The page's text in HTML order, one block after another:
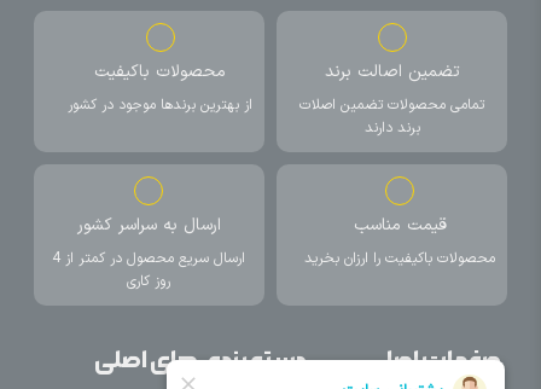
تضمین اصالت برند
تمامی محصولات تضمین اصلات
برند دارند
محصولات باکیفیت
از بهترین برندها موجود در کشور
قیمت مناسب
محصولات باکیفیت را ارزان بخرید
ارسال به سراسر کشور
ارسال سریع محصول در کمتر از 4
روز کاری
صفحات اصلی دسته بندی های اصلی